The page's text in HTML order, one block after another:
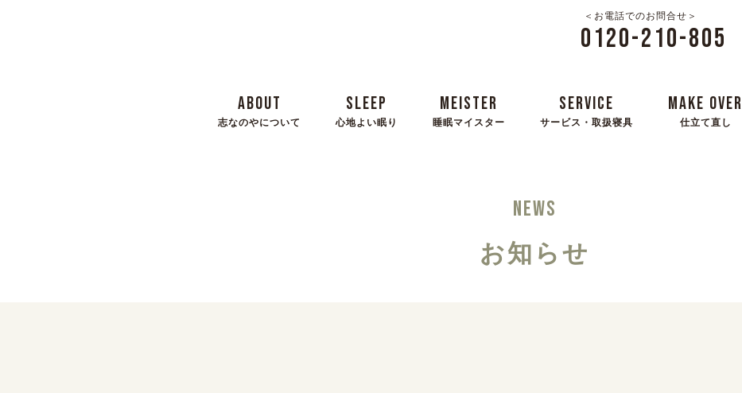
＜お電話でのお問合せ＞
0120-210-805
ABOUT
志なのやについて
SLEEP
心地よい眠り
MEISTER
睡眠マイスター
SERVICE
サービス・取扱寝具
MAKE OVER
仕立て直し
NEWS
お知らせ